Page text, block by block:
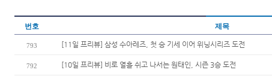
번호 제목
793 [11일 프리뷰] 삼성 수아레즈, 첫 승 기세 이어 위닝시리즈 도전
792 [10일 프리뷰] 비로 열흘 쉬고 나서는 원태인, 시즌 3승 도전